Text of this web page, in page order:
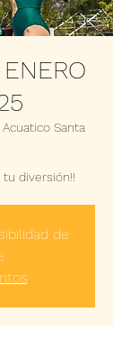
Santa
tu diversión!!
de